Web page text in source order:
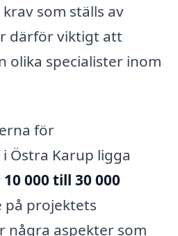
som ställs av
därför viktigt att
olika specialister inom
för
Östra Karup ligga
10 000 till 30 000
på projektets
några aspekter som